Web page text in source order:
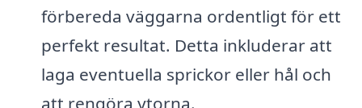
förbereda väggarna ordentligt för ett
perfekt resultat. Detta inkluderar att
laga eventuella sprickor eller hål och
att rengöra ytorna.